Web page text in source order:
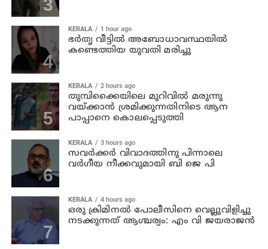
KERALA 1 hour ago
ഭര്‍തൃ വീട്ടില്‍ അബോധാവസ്ഥയില്‍
കണ്ടെത്തിയ യുവതി മരിച്ചു
KERALA 2 hours ago
തുമ്പിക്കൈയിലെ മുറിവില്‍ മരുന്നു
വയ്ക്കാന്‍ ശ്രമിക്കുന്നതിനിടെ ആന
പാപ്പാനെ കൊലപ്പെടുത്തി
KERALA 3 hours ago
സവര്‍ക്കര്‍ വിവാദത്തിനു പിന്നാലെ
വര്‍ഗീയ നീക്കവുമായി ബി ജെ പി
KERALA 4 hours ago
ഒരു ക്രിമിനല്‍ പോലീസിനെ വെല്ലുവിളിച്ചു
നടക്കുന്നത് ആശ്ചര്യം: എം വി ജയരാജന്‍